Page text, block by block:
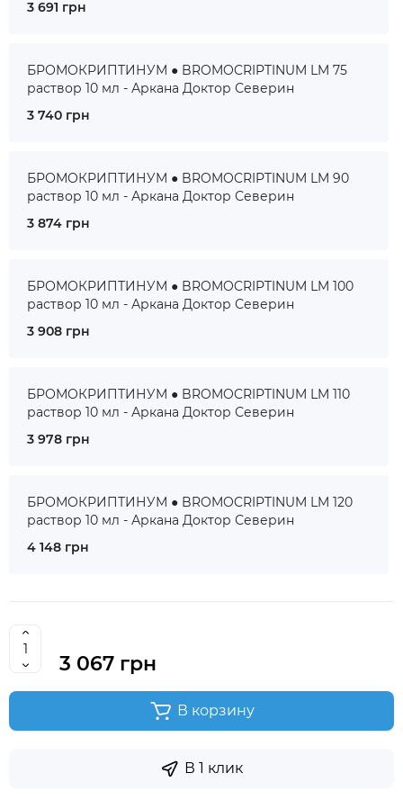
3 691 грн
БРОМОКРИПТИНУМ ● BROMOCRIPTINUM LM 75
раствор 10 мл - Аркана Доктор Северин
3 740 грн
БРОМОКРИПТИНУМ ● BROMOCRIPTINUM LM 90
раствор 10 мл - Аркана Доктор Северин
3 874 грн
БРОМОКРИПТИНУМ ● BROMOCRIPTINUM LM 100
раствор 10 мл - Аркана Доктор Северин
3 908 грн
БРОМОКРИПТИНУМ ● BROMOCRIPTINUM LM 110
раствор 10 мл - Аркана Доктор Северин
3 978 грн
БРОМОКРИПТИНУМ ● BROMOCRIPTINUM LM 120
раствор 10 мл - Аркана Доктор Северин
4 148 грн
3 067 грн
В корзину
В 1 клик